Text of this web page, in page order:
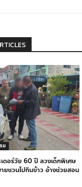
ม
ดอร์วัย 60 ปี ลวงเด็กพิเศษ
ยชวนไปกินข้าว อ้างช่วยสอน